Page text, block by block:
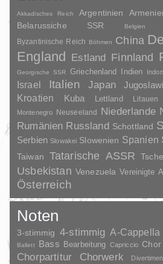
Akkadisches Reich Argentinien
Belarussiche SSR Belgien
Byzantinische Reich Böhmen China
England Estland Finnland
Georgische SSR
Griechenland Indien
Israel
Italien Japan
Kroatien Kuba Lettland Litauen
Montenegro Neuseeland Niederlande
Rumänien Russland Schottland
Serbien Slowakei Slowenien Spanien
Taiwan Tatarische ASSR
Usbekistan Venezuela Vereinigte
Österreich
Noten
3-stimmig 4-stimmig A-Cappella
Ballett Bass Bearbeitung Capriccio
Chorpartitur Chorwerk